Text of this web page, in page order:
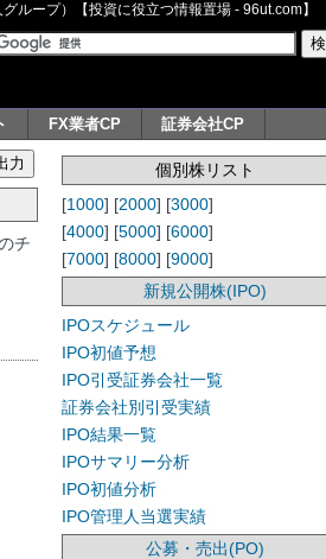
ループ）【投資に役立つ情報置場 - 96ut.com】
FX業者CP 証券会社CP
チ
個別株リスト
[1000] [2000] [3000]
[4000] [5000] [6000]
[7000] [8000] [9000]
新規公開株(IPO)
IPOスケジュール
IPO初値予想
IPO引受証券会社一覧
証券会社別引受実績
IPO結果一覧
IPOサマリー分析
IPO初値分析
IPO管理人当選実績
公募・売出(PO)